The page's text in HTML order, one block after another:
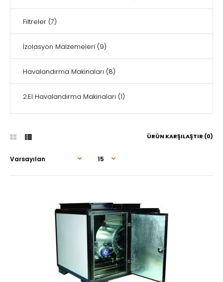
Filtreler (7)
İzolasyon Malzemeleri (9)
Havalandırma Makinaları (8)
2.El Havalandırma Makinaları (1)
ÜRÜN KARŞILAŞTIR (0)